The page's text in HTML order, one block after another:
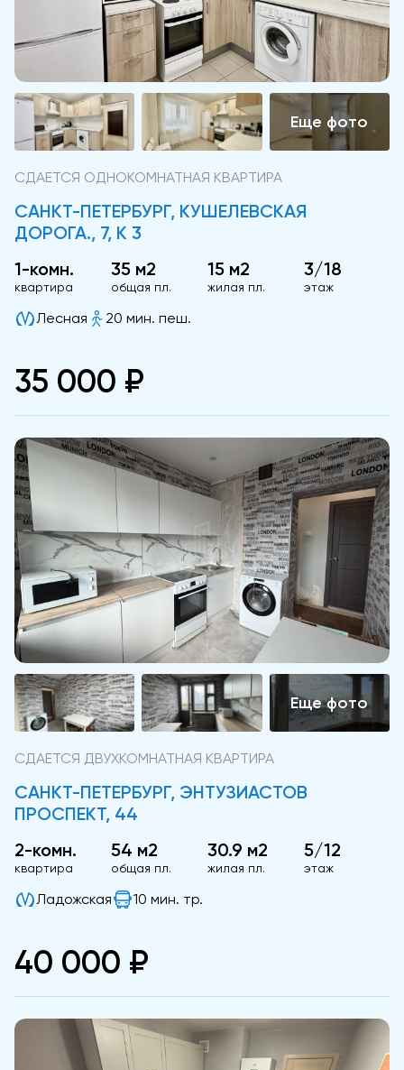
СДАЕТСЯ ОДНОКОМНАТНАЯ КВАРТИРА
САНКТ-ПЕТЕРБУРГ, КУШЕЛЕВСКАЯ
ДОРОГА., 7, К 3
1-комн.
квартира
35 м2
общая пл.
15 м2
жилая пл.
3/18
этаж
Лесная 20 мин. пеш.
35 000 ₽
СДАЕТСЯ ДВУХКОМНАТНАЯ КВАРТИРА
САНКТ-ПЕТЕРБУРГ, ЭНТУЗИАСТОВ
ПРОСПЕКТ, 44
2-комн.
квартира
54 м2
общая пл.
30.9 м2
жилая пл.
5/12
этаж
Ладожская 10 мин. тр.
40 000 ₽